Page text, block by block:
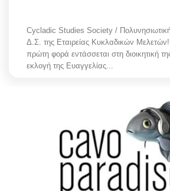
Local Elections 2023
English
Cycladic Studies Society /
Δ.Σ. της Εταιρείας Κυκλαδικών
πρώτη φορά εντάσσεται στη διοικητική
εκλογή της Ευαγγελίας...